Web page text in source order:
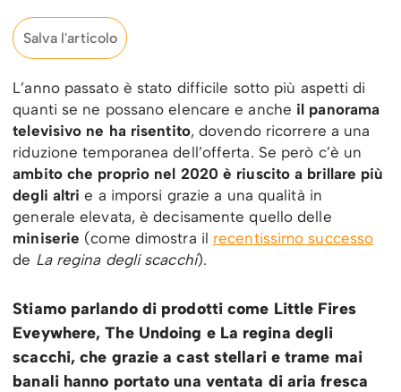
Salva l'articolo
L’anno passato è stato difficile sotto più aspetti di
quanti se ne possano elencare e anche il panorama
televisivo ne ha risentito, dovendo ricorrere a una
riduzione temporanea dell’offerta. Se però c’è un
ambito che proprio nel 2020 è riuscito a brillare più
degli altrie a imporsi grazie a una qualità in
generale elevata, è decisamente quello delle
miniserie (come dimostra il recentissimo successo
de La regina degli scacchi).
Stiamo parlando di prodotti come Little Fires
Eveywhere, The Undoing e La regina degli
scacchi, che grazie a cast stellari e trame mai
banali hanno portato una ventata di aria fresca